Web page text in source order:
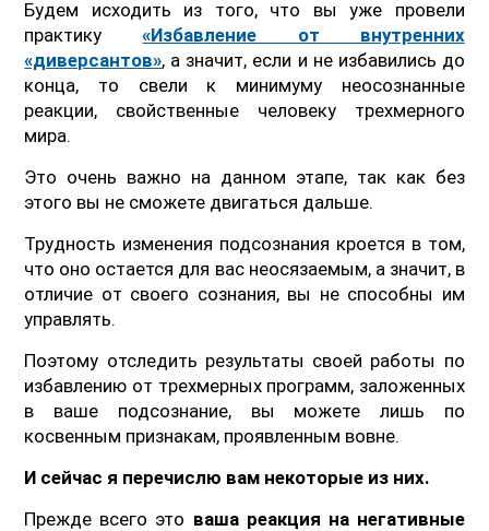
Будем исходить из того, что вы уже провели
практику«Избавление от внутренних
«диверсантов», а значит, если и не избавились до
конца, то свели к минимуму неосознанные
реакции, свойственные человеку трехмерного
мира.
Это очень важно на данном этапе, так как без
этого вы не сможете двигаться дальше.
Трудность изменения подсознания кроется в том,
что оно остается для вас неосязаемым, а значит, в
отличие от своего сознания, вы не способны им
управлять.
Поэтому отследить результаты своей работы по
избавлению от трехмерных программ, заложенных
в ваше подсознание, вы можете лишь по
косвенным признакам, проявленным вовне.
И сейчас я перечислю вам некоторые из них.
Прежде всего это ваша реакция на негативные